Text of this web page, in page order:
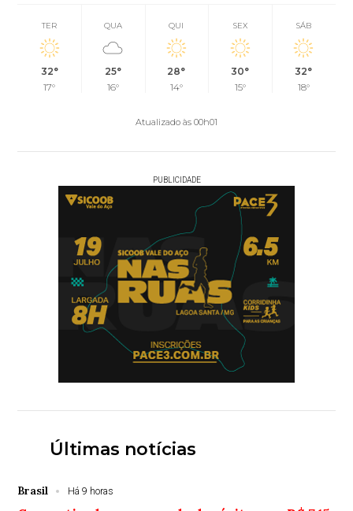
TER
32°
17°
QUA
25°
16°
QUI
28°
14°
SEX
30°
15°
SÁB
32°
18°
Atualizado às 00h01
PUBLICIDADE
Últimas notícias
Brasil Há 9 horas